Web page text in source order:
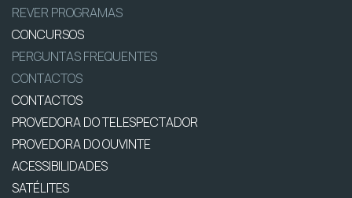
REVER PROGRAMAS
CONCURSOS
PERGUNTAS FREQUENTES
CONTACTOS
CONTACTOS
PROVEDORA DO TELESPECTADOR
PROVEDORA DO OUVINTE
ACESSIBILIDADES
SATÉLITES